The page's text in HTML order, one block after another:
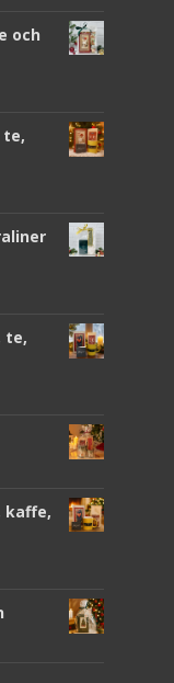
och
te,
te,
kaffe,